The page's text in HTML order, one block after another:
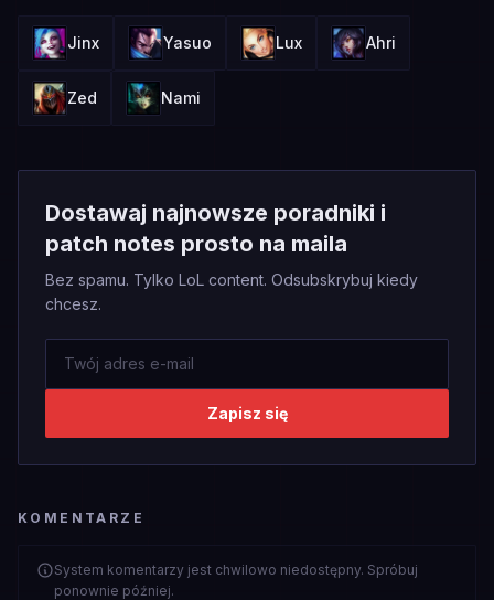
Jinx Yasuo Lux Ahri
Zed Nami
Dostawaj najnowsze poradniki i
patch notes prosto na maila
Bez spamu. Tylko LoL content. Odsubskrybuj kiedy
chcesz.
Zapisz się
KOMENTARZE
System komentarzy jest chwilowo niedostępny. Spróbuj
ponownie później.